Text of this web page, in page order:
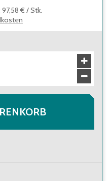
97,58 € /Stk.